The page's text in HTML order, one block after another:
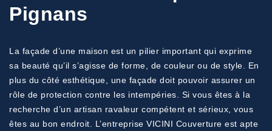
Pignans
La façade d’une maison est un pilier important qui exprime
sa beauté qu’il s’agisse de forme, de couleur ou de style. En
plus du côté esthétique, une façade doit pouvoir assurer un
rôle de protection contre les intempéries. Si vous êtes à la
recherche d’un artisan ravaleur compétent et sérieux, vous
êtes au bon endroit. L’entreprise VICINI Couverture est apte